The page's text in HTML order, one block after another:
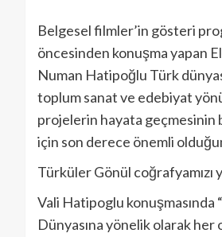
Belgesel filmler’in gösteri
öncesinden konuşma yapan
Numan Hatipoğlu Türk
toplum sanat ve edebiyat
projelerin hayata geçmesinin
için son derece önemli
Türküler Gönül coğrafyamızı
Vali Hatipoglu konuşmasında
Dünyasına yönelik olarak her